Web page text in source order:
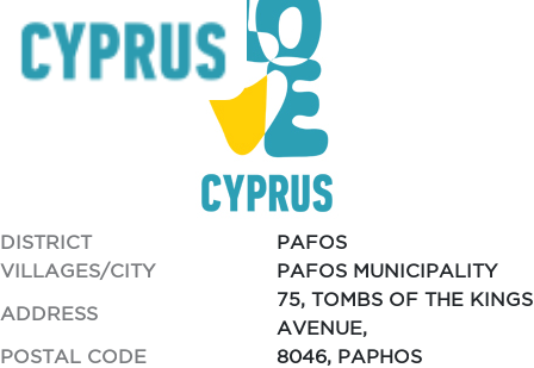
DISTRICT
PAFOS
VILLAGES/CITY
PAFOS MUNICIPALITY
ADDRESS
75, TOMBS OF THE KINGS
AVENUE,
POSTAL CODE
8046, PAPHOS